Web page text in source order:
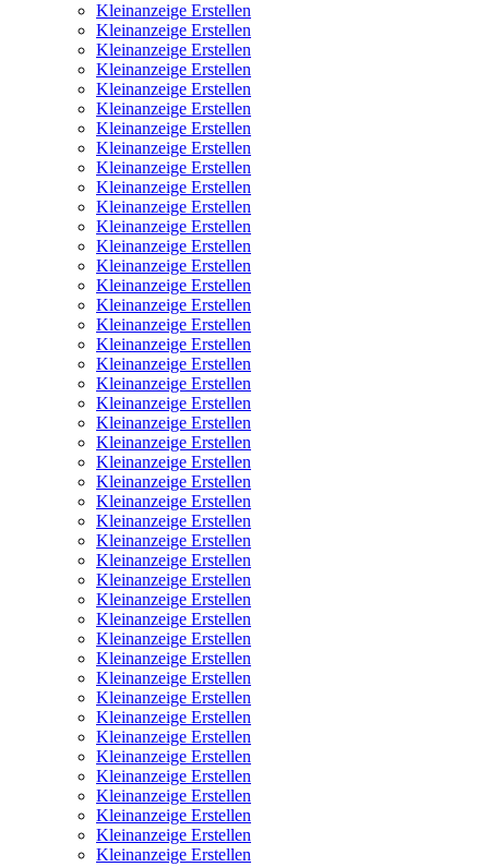
Kleinanzeige Erstellen
Kleinanzeige Erstellen
Kleinanzeige Erstellen
Kleinanzeige Erstellen
Kleinanzeige Erstellen
Kleinanzeige Erstellen
Kleinanzeige Erstellen
Kleinanzeige Erstellen
Kleinanzeige Erstellen
Kleinanzeige Erstellen
Kleinanzeige Erstellen
Kleinanzeige Erstellen
Kleinanzeige Erstellen
Kleinanzeige Erstellen
Kleinanzeige Erstellen
Kleinanzeige Erstellen
Kleinanzeige Erstellen
Kleinanzeige Erstellen
Kleinanzeige Erstellen
Kleinanzeige Erstellen
Kleinanzeige Erstellen
Kleinanzeige Erstellen
Kleinanzeige Erstellen
Kleinanzeige Erstellen
Kleinanzeige Erstellen
Kleinanzeige Erstellen
Kleinanzeige Erstellen
Kleinanzeige Erstellen
Kleinanzeige Erstellen
Kleinanzeige Erstellen
Kleinanzeige Erstellen
Kleinanzeige Erstellen
Kleinanzeige Erstellen
Kleinanzeige Erstellen
Kleinanzeige Erstellen
Kleinanzeige Erstellen
Kleinanzeige Erstellen
Kleinanzeige Erstellen
Kleinanzeige Erstellen
Kleinanzeige Erstellen
Kleinanzeige Erstellen
Kleinanzeige Erstellen
Kleinanzeige Erstellen
Kleinanzeige Erstellen